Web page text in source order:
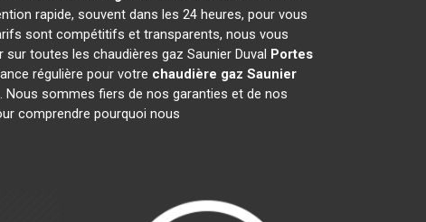
rapide, souvent dans les 24 heures, pour vous
sont compétitifs et transparents, nous vous
toutes les chaudières gaz Saunier Duval Portes
régulière pour votre chaudière gaz Saunier
Nous sommes fiers de nos garanties et de nos
comprendre pourquoi nous